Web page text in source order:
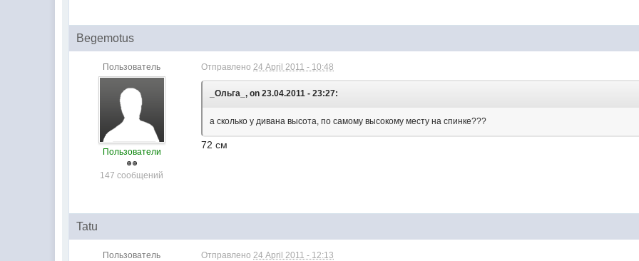
Begemotus
Пользователь
Пользователи
147 сообщений
Отправлено24 April 2011 - 10:48
_Ольга_, on 23.04.2011 - 23:27:
а сколько у дивана высота, по самому высокому месту на спинке???
72 см
Tatu
Пользователь Отправлено24 April 2011 - 12:13